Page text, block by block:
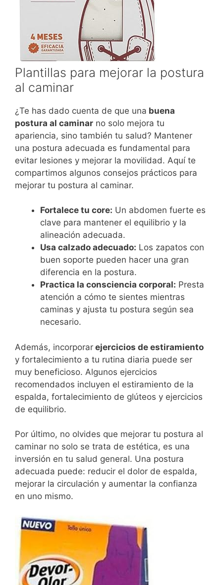
Plantillas para mejorar la postura
al caminar
¿Te has dado cuenta de que una buena
postura al caminar no solo mejora tu
apariencia, sino también tu salud? Mantener
una postura adecuada es fundamental para
evitar lesiones y mejorar la movilidad. Aquí te
compartimos algunos consejos prácticos para
mejorar tu postura al caminar.
Fortalece tu core: Un abdomen fuerte es
clave para mantener el equilibrio y la
alineación adecuada.
Usa calzado adecuado: Los zapatos con
buen soporte pueden hacer una gran
diferencia en la postura.
Practica la consciencia corporal: Presta
atención a cómo te sientes mientras
caminas y ajusta tu postura según sea
necesario.
Además, incorporar ejercicios de estiramiento
y fortalecimiento a tu rutina diaria puede ser
muy beneficioso. Algunos ejercicios
recomendados incluyen el estiramiento de la
espalda, fortalecimiento de glúteos y ejercicios
de equilibrio.
Por último, no olvides que mejorar tu postura al
caminar no solo se trata de estética, es una
inversión en tu salud general. Una postura
adecuada puede: reducir el dolor de espalda,
mejorar la circulación y aumentar la confianza
en uno mismo.